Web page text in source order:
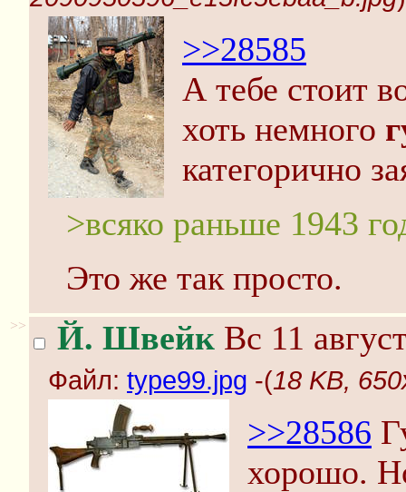
>>28585
А тебе стоит
хоть немного
категорично
>всяко раньше 1943
Это же так просто.
>> Й. Швейк Вс 11
Файл: type99.jpg -(18 KB,
>>28586
хорошо.